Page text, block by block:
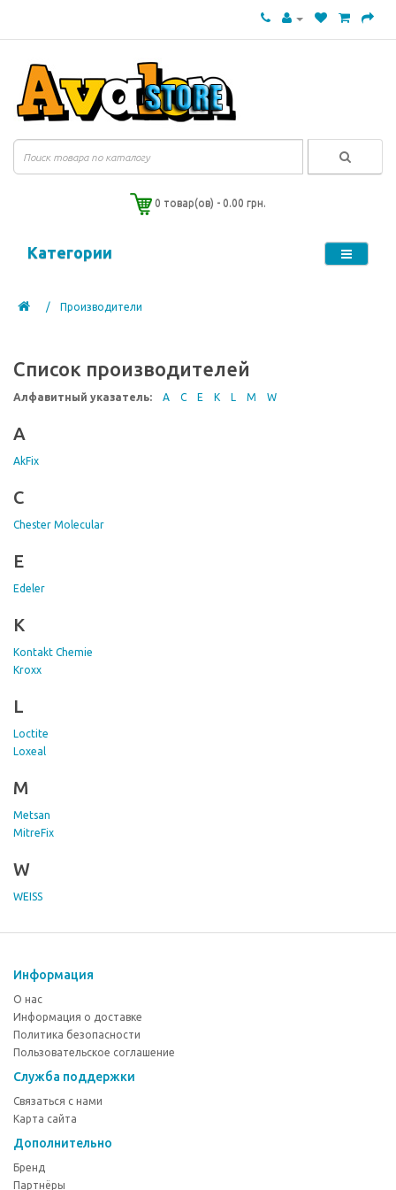
0 товар(ов) - 0.00 грн.
Категории
Производители
Список производителей
Алфавитный указатель: A C E K L M W
A
AkFix
C
Chester Molecular
E
Edeler
K
Kontakt Chemie
Kroxx
L
Loctite
Loxeal
M
Metsan
MitreFix
W
WEISS
Информация
О нас
Информация о доставке
Политика безопасности
Пользовательское соглашение
Служба поддержки
Связаться с нами
Карта сайта
Дополнительно
Бренд
Партнёры